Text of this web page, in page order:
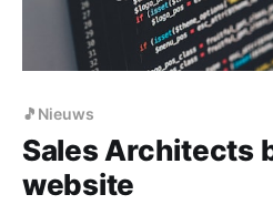
🎵Nieuws
Sales Architects
website